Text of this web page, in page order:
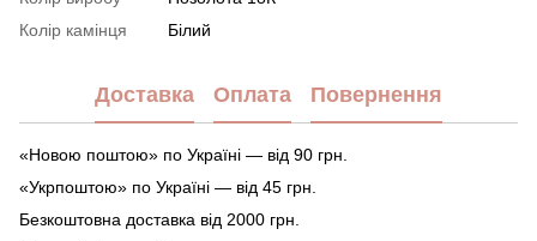
Колір камінця
Білий
Доставка Оплата Повернення
«Новою поштою» по Україні — від 90 грн.
«Укрпоштою» по Україні — від 45 грн.
Безкоштовна доставка від 2000 грн.